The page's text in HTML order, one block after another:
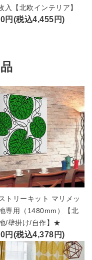
入【北欧インテリア】
円(税込4,455円)
トリーキット マリメッ
専用（1480mm）【北
/壁掛け/自作】★
円(税込4,378円)